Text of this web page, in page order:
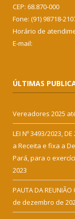
CEP: 68.870-000
Fone: (91) 98718-
Horário de
E-mail:
ÚLTIMAS
Vereadores 2025
LEI Nº 3493/2023,
a Receita e fixa a
Pará, para o
2023
PAUTA DA REUNIÃO
de dezembro de